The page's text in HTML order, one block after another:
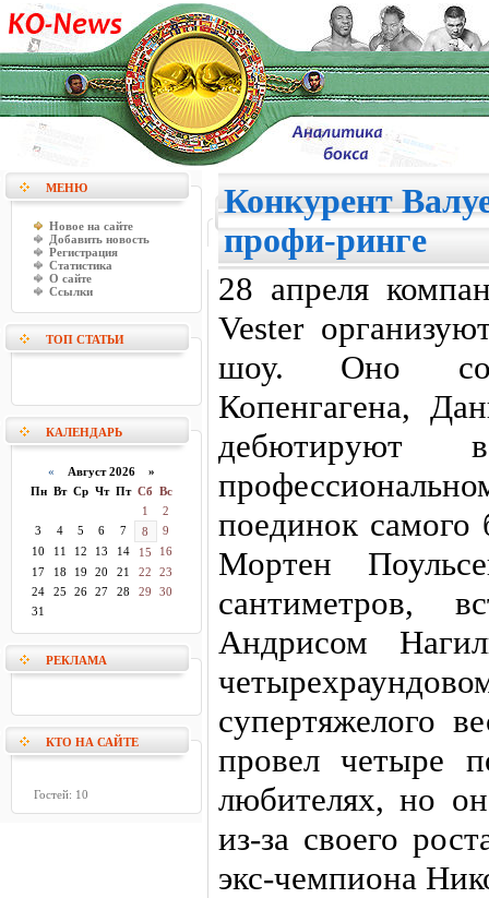
МЕНЮ
Новое на сайте
Добавить новость
Регистрация
Статистика
О сайте
Ссылки
ТОП СТАТЬИ
КАЛЕНДАРЬ
« Август 2026 »
Пн Вт Ср Чт Пт Сб Вс
1
2
3
4 5 6 7 8
9
10
11 12 13 14 15
16
17
18 19 20 21 22
23
24
25 26 27 28 29
30
31
РЕКЛАМА
КТО НА САЙТЕ
Гостей: 10
Конкурент
профи-ринге
28 апреля
Vester
шоу. Оно
Копенгагена,
поединок самого
Мортен
сантиметров,
Андрисом
супертяжелого
провел четыре
любителях, но
из-за своего
экс-чемпиона